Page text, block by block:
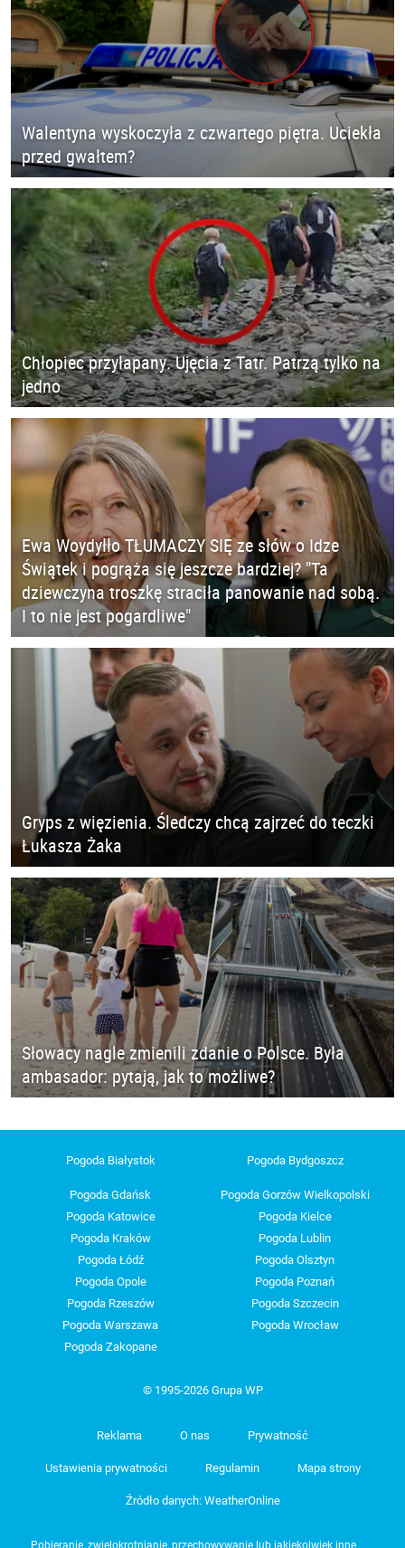
Walentyna wyskoczyła z czwartego piętra. Uciekła
przed gwałtem?
Chłopiec przyłapany. Ujęcia z Tatr. Patrzą tylko na
jedno
Ewa Woydyłło TŁUMACZY SIĘ ze słów o Idze
Świątek i pogrąża się jeszcze bardziej? "Ta
dziewczyna troszkę straciła panowanie nad sobą.
I to nie jest pogardliwe"
Gryps z więzienia. Śledczy chcą zajrzeć do teczki
Łukasza Żaka
Słowacy nagle zmienili zdanie o Polsce. Była
ambasador: pytają, jak to możliwe?
Pogoda Białystok Pogoda Bydgoszcz
Pogoda Gdańsk
Pogoda Gorzów Wielkopolski
Pogoda Katowice
Pogoda Kielce
Pogoda Kraków
Pogoda Lublin
Pogoda Łódź
Pogoda Olsztyn
Pogoda Opole
Pogoda Poznań
Pogoda Rzeszów
Pogoda Szczecin
Pogoda Warszawa
Pogoda Wrocław
Pogoda Zakopane
© 1995-2026 Grupa WP
Reklama O nas Prywatność
Ustawienia prywatności Regulamin Mapa strony
Źródło danych: WeatherOnline
Pobieranie, zwielokrotnianie, przechowywanie lub jakiekolwiek inne